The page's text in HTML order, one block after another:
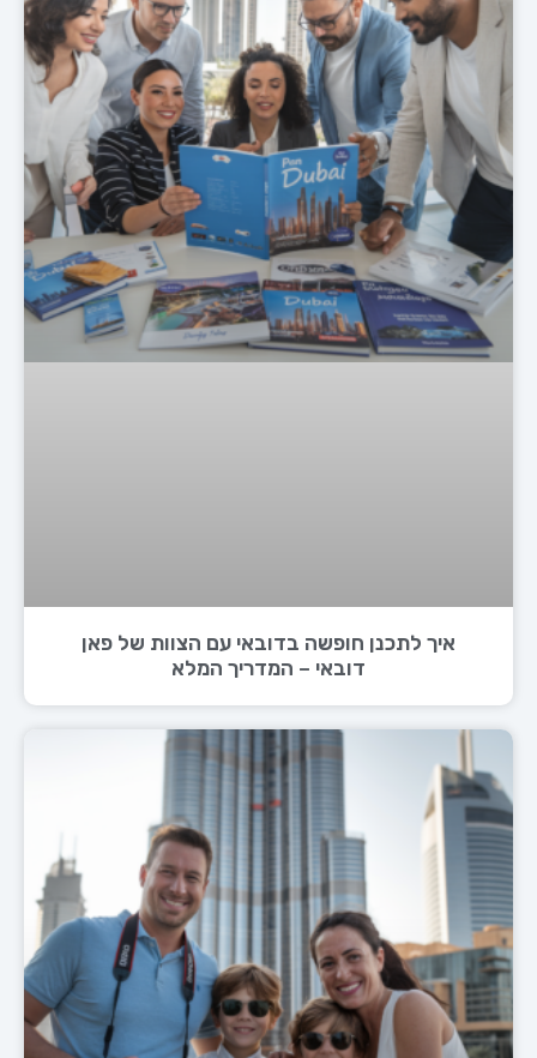
איך לתכנן חופשה בדובאי עם הצוות של פאן
דובאי – המדריך המלא